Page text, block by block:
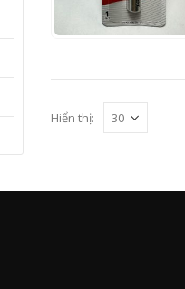
THÊM
XEM NHANH
Hiển thị: